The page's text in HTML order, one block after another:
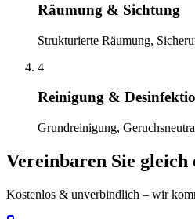
Räumung & Sichtung
Strukturierte Räumung,
4
Reinigung &
Grundreinigung,
Vereinbaren Sie
Kostenlos & unverbindlich – wir